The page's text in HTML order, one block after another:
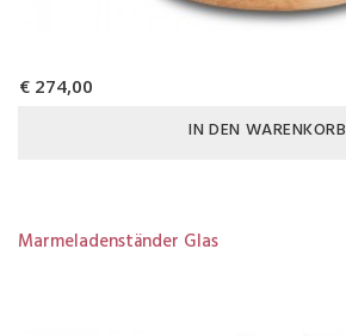
€ 274,00
IN DEN WARENKORB
Marmeladenständer Glas